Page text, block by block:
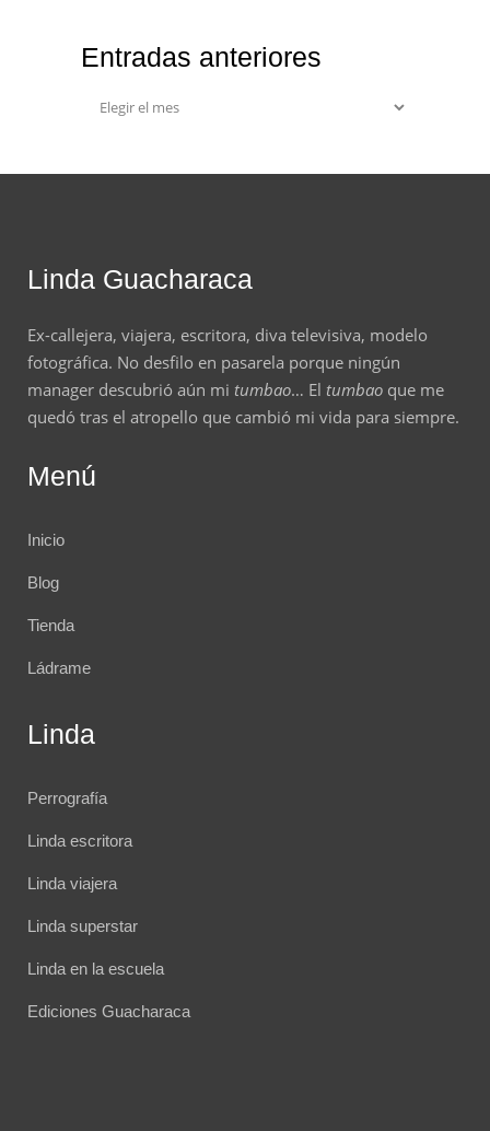
Entradas anteriores
anteriores
Linda Guacharaca
Ex-callejera, viajera, escritora, diva televisiva, modelo
fotográfica. No desfilo en pasarela porque ningún
manager descubrió aún mi tumbao… El tumbao que me
quedó tras el atropello que cambió mi vida para siempre.
Menú
Inicio
Blog
Tienda
Ládrame
Linda
Perrografía
Linda escritora
Linda viajera
Linda superstar
Linda en la escuela
Ediciones Guacharaca